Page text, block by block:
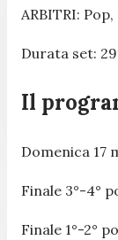
ARBITRI: Pop,
Durata set:
Il
Domenica 17
Finale 3°-4°
Finale 1°-2°